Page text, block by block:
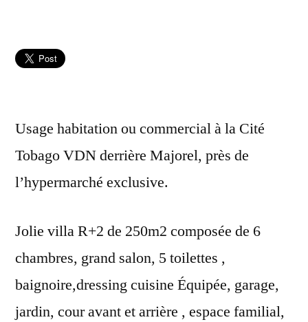
Usage habitation ou commercial à la Cité
Tobago VDN derrière Majorel, près de
l’hypermarché exclusive.
Jolie villa R+2 de 250m2 composée de 6
chambres, grand salon, 5 toilettes ,
baignoire,dressing cuisine Équipée, garage,
jardin, cour avant et arrière , espace familial,